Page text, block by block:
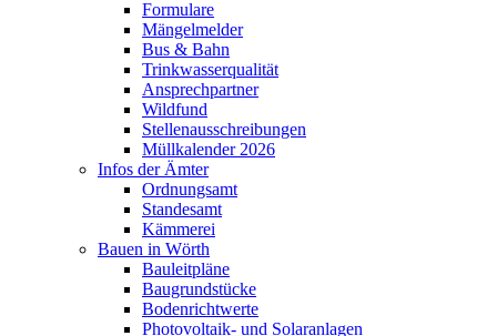
Formulare
Mängelmelder
Bus & Bahn
Trinkwasserqualität
Ansprechpartner
Wildfund
Stellenausschreibungen
Müllkalender 2026
Infos der Ämter
Ordnungsamt
Standesamt
Kämmerei
Bauen in Wörth
Bauleitpläne
Baugrundstücke
Bodenrichtwerte
Photovoltaik- und Solaranlagen